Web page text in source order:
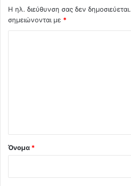
Η ηλ. διεύθυνση σας δεν δημοσιεύεται.
σημειώνονται με *
Όνομα *